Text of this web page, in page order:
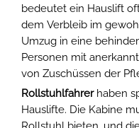
bedeutet ein Hauslift
dem Verbleib im
Umzug in eine
Personen mit
von Zuschüssen der
Rollstuhlfahrerhaben
Hauslifte. Die Kabine